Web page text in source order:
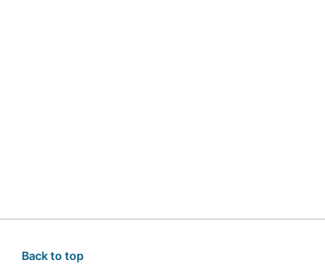
Back to top